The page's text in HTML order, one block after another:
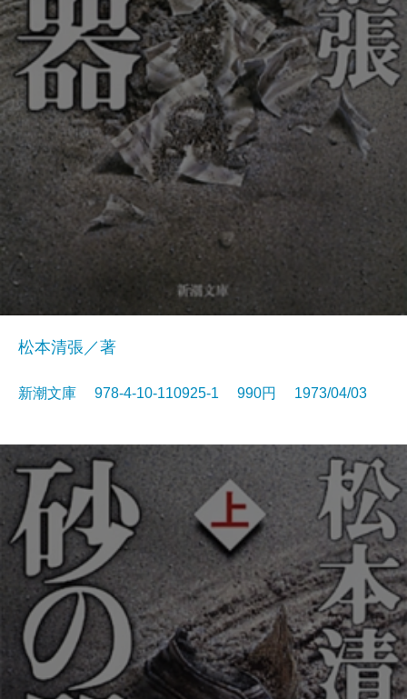
松本清張／著
新潮文庫 978-4-10-110925-1 990円 1973/04/03